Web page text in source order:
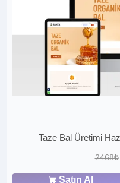
Taze Bal Üretimi
2468₺
Satın Al